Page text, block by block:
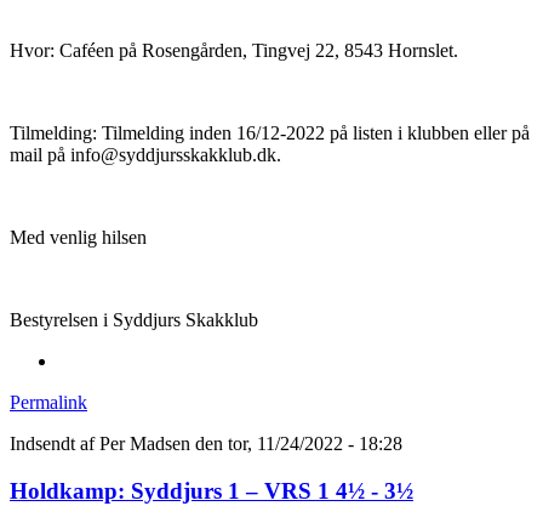
Hvor: Caféen på Rosengården, Tingvej 22, 8543 Hornslet.
Tilmelding: Tilmelding inden 16/12-2022 på listen i klubben eller på
mail på info@syddjursskakklub.dk.
Med venlig hilsen
Bestyrelsen i Syddjurs Skakklub
Permalink
Indsendt afPer Madsen den tor, 11/24/2022 - 18:28
Holdkamp: Syddjurs 1 – VRS 1 4½ - 3½